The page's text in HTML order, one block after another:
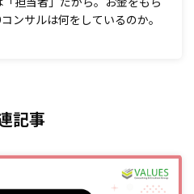
ンサルは何をしているのか。
記事